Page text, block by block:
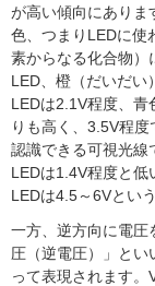
が高い傾向にありま
色、つまりLEDに使
素からなる化合物）
LED、橙（だいだい
LEDは2.1V程度、青
りも高く、3.5V程
認識できる可視光線
LEDは1.4V程度と低
LEDは4.5～6Vとい
一方、逆方向に電圧
圧（逆電圧）」とい
って表現されます。